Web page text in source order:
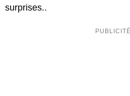
surprises..